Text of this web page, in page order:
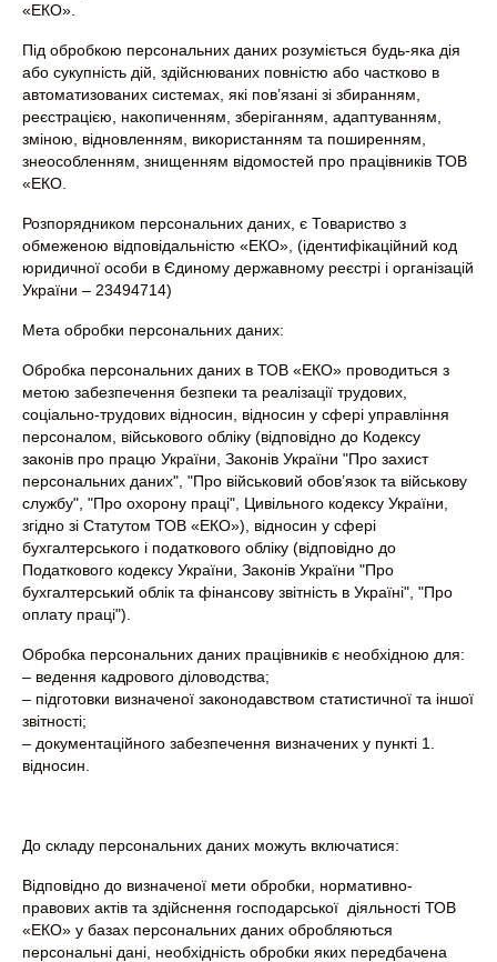
«ЕКО».
Під обробкою персональних даних розуміється будь-яка дія
або сукупність дій, здійснюваних повністю або частково в
автоматизованих системах, які пов’язані зі збиранням,
реєстрацією, накопиченням, зберіганням, адаптуванням,
зміною, відновленням, використанням та поширенням,
знеособленням, знищенням відомостей про працівників ТОВ
«ЕКО.
Розпорядником персональних даних, є Товариство з
обмеженою відповідальністю «ЕКО», (ідентифікаційний код
юридичної особи в Єдиному державному реєстрі і організацій
України – 23494714)
Мета обробки персональних даних:
Обробка персональних даних в ТОВ «ЕКО» проводиться з
метою забезпечення безпеки та реалізації трудових,
соціально-трудових відносин, відносин у сфері управління
персоналом, військового обліку (відповідно до Кодексу
законів про працю України, Законів України "Про захист
персональних даних", "Про військовий обов’язок та військову
службу", "Про охорону праці", Цивільного кодексу України,
згідно зі Статутом ТОВ «ЕКО»), відносин у сфері
бухгалтерського і податкового обліку (відповідно до
Податкового кодексу України, Законів України "Про
бухгалтерський облік та фінансову звітність в Україні", "Про
оплату праці").
Обробка персональних даних працівників є необхідною для:
– ведення кадрового діловодства;
– підготовки визначеної законодавством статистичної та іншої
звітності;
– документаційного забезпечення визначених у пункті 1.
відносин.
До складу персональних даних можуть включатися:
Відповідно до визначеної мети обробки, нормативно-
правових актів та здійснення господарської діяльності ТОВ
«ЕКО» у базах персональних даних обробляються
персональні дані, необхідність обробки яких передбачена